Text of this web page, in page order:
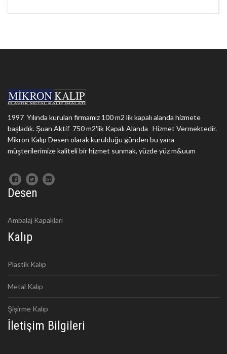
1997 Yılında kurulan firmamız 100 m2 lik kapalı alanda hizmete
başladık. Şuan Aktif 750 m2'lik Kapalı Alanda Hizmet Vermektedir.
Mikron Kalıp Desen olarak kurulduğu günden bu yana
müşterilerimize kaliteli bir hizmet sunmak, yüzde yüz m&uum
Desen
Ambalaj Kapakları
Kalıp
Plastik Kalıp
Metal Kalıp
Şişirme Kalıp
İletişim Bilgileri